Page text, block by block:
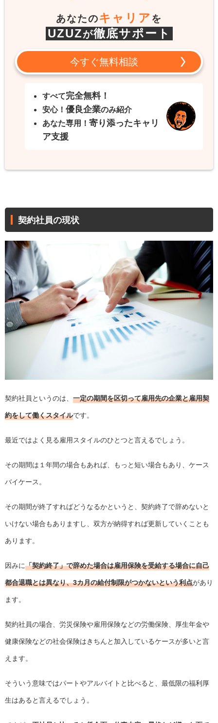
あなたのキャリア を
UZUZが徹底サポート
今すぐ無料相談
すべて完全無料！
安心！ 優良企業のみ紹介
あなた専用！ 寄り添ったキャリ
ア支援
契約社員の現状
契約社員というのは、 一定の期間を区切って雇用先の企業と雇用契
約をして働くスタイルです。
最近ではよく見る雇用スタイルのひとつと言えるでしょう。
その期間は１年間の場合もあれば、もっと短い場合もあり、ケース
バイケース。
その期間が終了すればどうなるかというと、契約終了で辞めないと
いけない場合もありますし、双方が納得すれば更新していくことも
あります。
因みに「契約終了」で辞めた場合は雇用保険を受給する場合に自己
都合退職とは異なり、3カ月の給付制限がつかないという利点があり
ます。
契約社員の場合、労災保険や雇用保険などの労働保険、厚生年金や
健康保険などの社会保険はきちんと加入しているケースが多いと言
えます。
そういう意味ではパートやアルバイトと比べると、最低限の福利厚
生はあると言えるでしょう。